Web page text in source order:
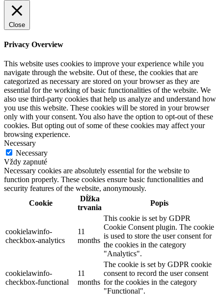
Close
Privacy Overview
This website uses cookies to improve your experience while you
navigate through the website. Out of these, the cookies that are
categorized as necessary are stored on your browser as they are
essential for the working of basic functionalities of the website. We
also use third-party cookies that help us analyze and understand how
you use this website. These cookies will be stored in your browser
only with your consent. You also have the option to opt-out of these
cookies. But opting out of some of these cookies may affect your
browsing experience.
Necessary
Necessary
Vždy zapnuté
Necessary cookies are absolutely essential for the website to
function properly. These cookies ensure basic functionalities and
security features of the website, anonymously.
Cookie
Dĺžka
trvania
Popis
cookielawinfo-
checkbox-analytics
11
months
This cookie is set by GDPR
Cookie Consent plugin. The cookie
is used to store the user consent for
the cookies in the category
"Analytics".
cookielawinfo-
checkbox-functional
11
months
The cookie is set by GDPR cookie
consent to record the user consent
for the cookies in the category
"Functional".